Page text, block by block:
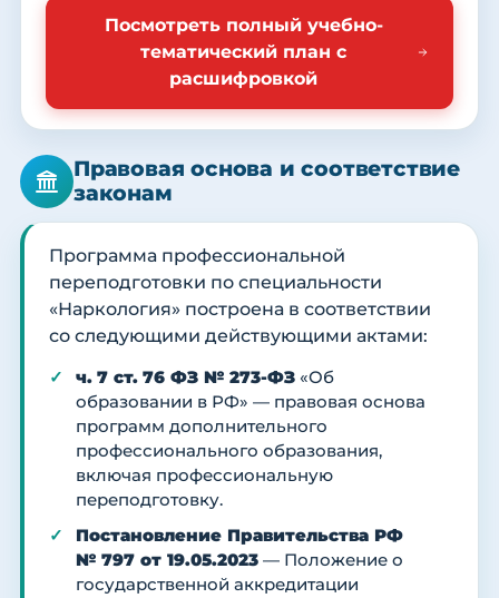
Посмотреть полный учебно-
тематический план с
расшифровкой
Правовая основа и соответствие
законам
Программа профессиональной
переподготовки по специальности
«Наркология» построена в соответствии
со следующими действующими актами:
ч. 7 ст. 76 ФЗ № 273-ФЗ «Об
образовании в РФ» — правовая основа
программ дополнительного
профессионального образования,
включая профессиональную
переподготовку.
Постановление Правительства РФ
№ 797 от 19.05.2023 — Положение о
государственной аккредитации